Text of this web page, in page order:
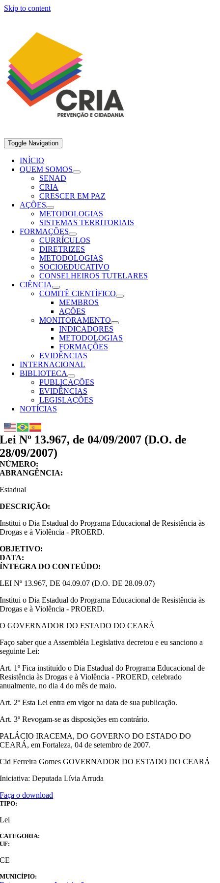
Skip to content
Toggle Navigation
INÍCIO
QUEM SOMOS
SENAD
CRIA
CRESCER EM PAZ
AÇÕES
METODOLOGIAS
SISTEMAS TERRITORIAIS
FORMAÇÕES
CURRÍCULOS
DIRETRIZES
METODOLOGIAS
SOCIOEDUCATIVO
CONSELHEIROS TUTELARES
CIÊNCIA
COMITÊ CIENTÍFICO
MEMBROS
AÇÕES
MONITORAMENTO
INDICADORES
METODOLOGIAS
FORMAÇÕES
EVIDÊNCIAS
INTERNACIONAL
BIBLIOTECA
PUBLICAÇÕES
EVIDÊNCIAS
LEGISLAÇÕES
NOTÍCIAS
Lei Nº 13.967, de 04/09/2007 (D.O. de
28/09/2007)
NÚMERO:
ABRANGÊNCIA:
Estadual
DESCRIÇÃO:
Institui o Dia Estadual do Programa Educacional de Resistência às
Drogas e à Violência - PROERD.
OBJETIVO:
DATA:
ÍNTEGRA DO CONTEÚDO:
LEI Nº 13.967, DE 04.09.07 (D.O. DE 28.09.07)
Institui o Dia Estadual do Programa Educacional de Resistência às
Drogas e à Violência - PROERD.
O GOVERNADOR DO ESTADO DO CEARÁ
Faço saber que a Assembléia Legislativa decretou e eu sanciono a
seguinte Lei:
Art. 1º Fica instituído o Dia Estadual do Programa Educacional de
Resistência às Drogas e à Violência - PROERD, celebrado
anualmente, no dia 4 do mês de maio.
Art. 2º Esta Lei entra em vigor na data de sua publicação.
Art. 3º Revogam-se as disposições em contrário.
PALÁCIO IRACEMA, DO GOVERNO DO ESTADO DO
CEARÁ, em Fortaleza, 04 de setembro de 2007.
Cid Ferreira Gomes GOVERNADOR DO ESTADO DO CEARÁ
Iniciativa: Deputada Lívia Arruda
Faça o download
TIPO:
Lei
CATEGORIA:
UF:
CE
MUNICÍPIO: